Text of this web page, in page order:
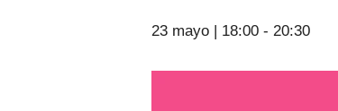
23 mayo | 18:00 - 20:30